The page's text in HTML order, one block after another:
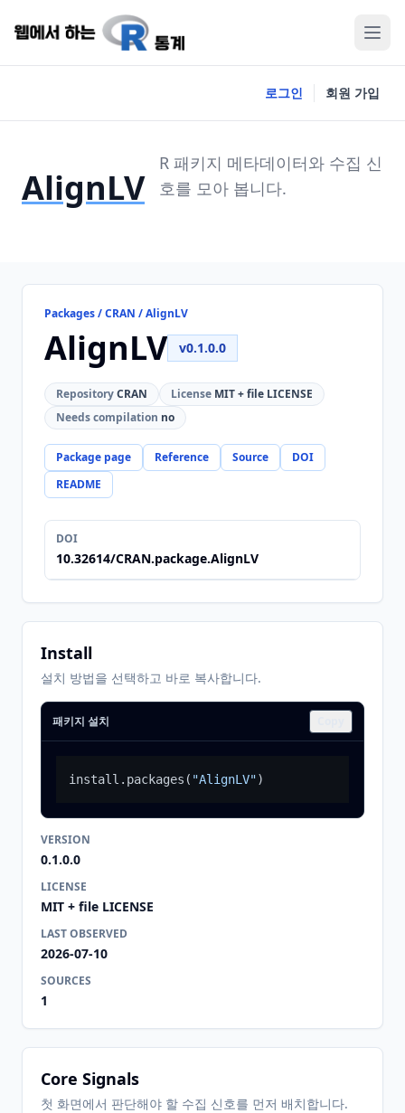
로그인 회원 가입
AlignLV
R 패키지 메타데이터와 수집 신
호를 모아 봅니다.
Packages / CRAN / AlignLV
AlignLV v0.1.0.0
RepositoryCRAN License MIT + file LICENSE
Needs compilation no
Package page Reference Source
DOI
README
DOI
10.32614/CRAN.package.AlignLV
Install
설치 방법을 선택하고 바로 복사합니다.
패키지 설치
install.packages ( "AlignLV")
VERSION
0.1.0.0
LICENSE
MIT + file LICENSE
LAST OBSERVED
2026-07-10
SOURCES
1
Core Signals
첫 화면에서 판단해야 할 수집 신호를 먼저 배치합니다.